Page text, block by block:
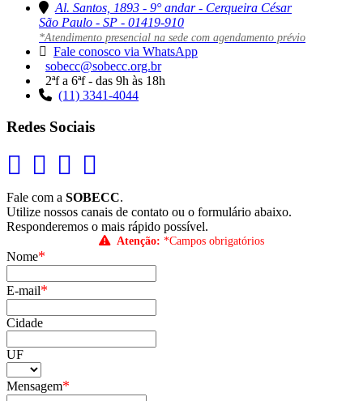
Al. Santos, 1893 - 9° andar - Cerqueira César
São Paulo - SP - 01419-910
*Atendimento presencial na sede com agendamento prévio
Fale conosco via WhatsApp
sobecc@sobecc.org.br
2ªf a 6ªf - das 9h às 18h
(11) 3341-4044
Redes Sociais
Fale com a SOBECC.
Utilize nossos canais de contato ou o formulário abaixo.
Responderemos o mais rápido possível.
Atenção: *Campos obrigatórios
Nome*
E-mail*
Cidade
UF
Mensagem*